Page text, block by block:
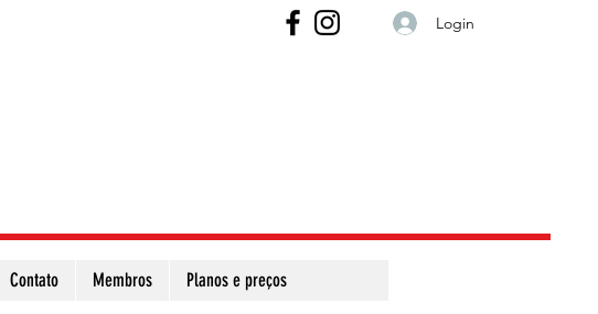
Login
Contato Membros Planos e preços